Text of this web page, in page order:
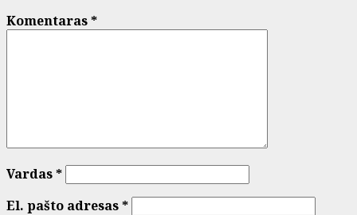
Komentaras*
Vardas*
El. pašto adresas*